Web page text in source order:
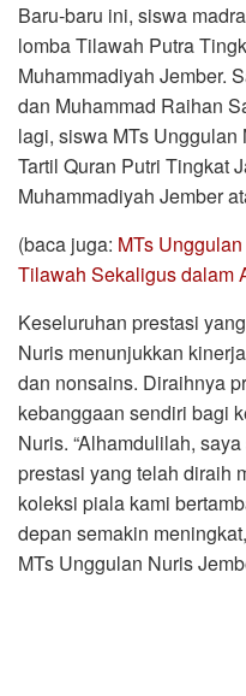
Baru-baru ini, siswa
lomba Tilawah Putra
Muhammadiyah Jember.
dan Muhammad Raihan
lagi, siswa MTs
Tartil Quran Putri Tingkat
Muhammadiyah Jember
(baca juga: MTs
Tilawah Sekaligus dalam
Keseluruhan prestasi
Nuris menunjukkan
dan nonsains. Diraihnya
kebanggaan sendiri bagi
Nuris. “Alhamdulilah,
prestasi yang telah diraih
koleksi piala kami
depan semakin
MTs Unggulan Nuris